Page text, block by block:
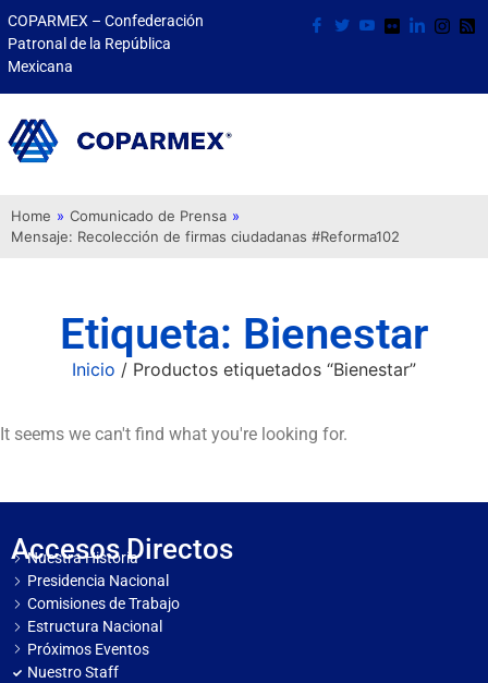
COPARMEX – Confederación
Patronal de la República
Mexicana
Home » Comunicado de Prensa »
Mensaje: Recolección de firmas ciudadanas #Reforma102
Etiqueta: Bienestar
Inicio / Productos etiquetados “Bienestar”
It seems we can't find what you're looking for.
Accesos Directos
Nuestra Historia
Presidencia Nacional
Comisiones de Trabajo
Estructura Nacional
Próximos Eventos
Nuestro Staff